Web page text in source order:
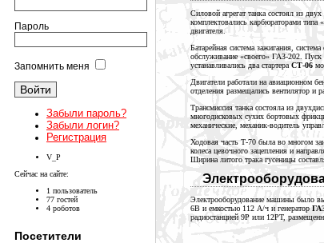
Пароль
Запомнить меня
Забыли пароль?
Забыли логин?
Регистрация
V_P
Сейчас на сайте:
1 пользователь
77 гостей
4 роботов
Посетители
Силовой агрегат танка состоял из
комплектовались карбюраторами
двигателя.
Батарейная система зажигания,
обслуживание «своего» ГАЗ-202. Пуск
устанавливались два стартера СТ-06
Двигатели работали на авиационном
отделения размещались вентилятор и
Трансмиссия танка состояла из
многодисковых сухих бортовых
механические, механик-водитель
Ходовая часть Т-70 была во многом
колеса цевочного зацепления и
Ширина литого трака гусеницы
Электрооборудование машины было
6В и емкостью 112 А/ч и генератор
радиостанцией 9Р или 12РТ,